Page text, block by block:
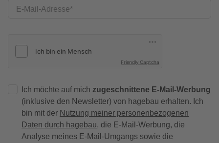
E-Mail-Adresse
Friendly Captcha
Ich möchte auf mich zugeschnittene E-Mail-Werbung
(inklusive den Newsletter) von hagebau erhalten. Ich
bin mit der Nutzung meiner personenbezogenen
Daten durch hagebau, die E-Mail-Werbung, die
Analyse meines E-Mail-Umgangs sowie die